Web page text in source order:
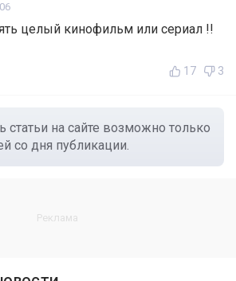
целый кинофильм или сериал !!
17 3
статьи на сайте возможно только
со дня публикации.